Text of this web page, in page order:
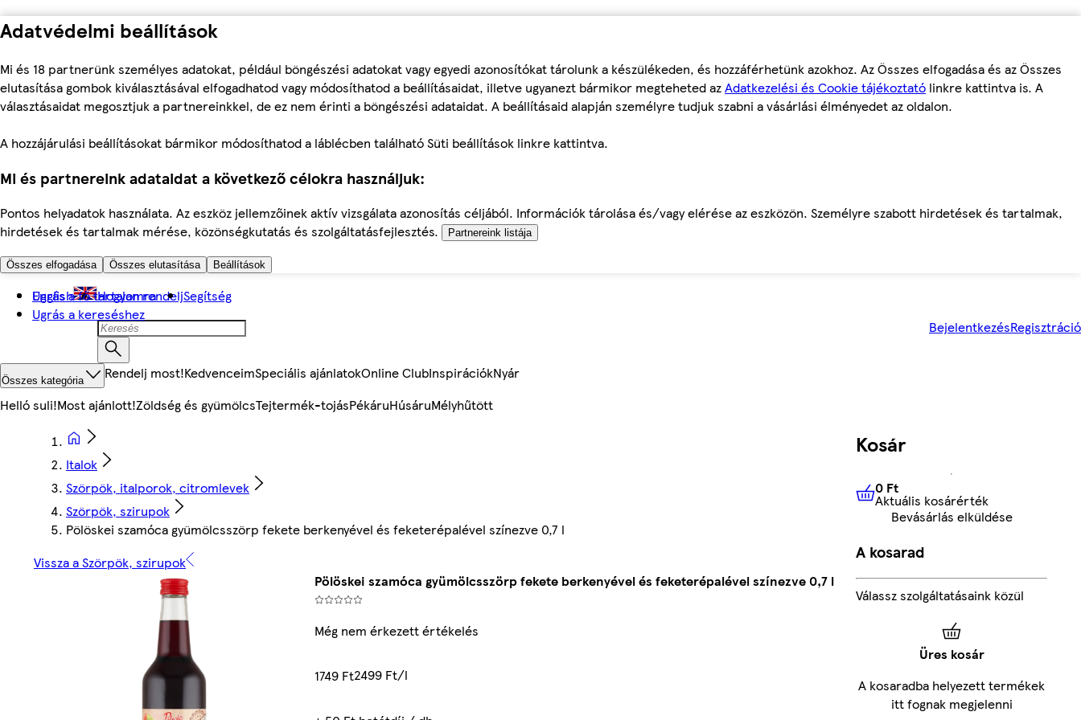
Adatvédelmi beállítások
Mi és 18 partnerünk személyes adatokat, például böngészési adatokat vagy egyedi azonosítókat tárolunk a készülékeden, és hozzáférhetünk azokhoz. Az Összes elfogadása és az Összes
elutasítása gombok kiválasztásával elfogadhatod vagy módosíthatod a beállításaidat, illetve ugyanezt bármikor megteheted azAdatkezelési és Cookie tájékoztató linkre kattintva is. A
választásaidat megosztjuk a partnereinkkel, de ez nem érinti a böngészési adataidat. A beállításaid alapján személyre tudjuk szabni a vásárlási élményedet az oldalon.
A hozzájárulási beállításokat bármikor módosíthatod a láblécben található Süti beállítások linkre kattintva.
Mi és partnereink adataidat a következő célokra használjuk:
Pontos helyadatok használata. Az eszköz jellemzőinek aktív vizsgálata azonosítás céljából. Információk tárolása és/vagy elérése az eszközön. Személyre szabott hirdetések és tartalmak,
hirdetések és tartalmak mérése, közönségkutatás és szolgáltatásfejlesztés.
Partnereink listája
Összes elfogadása Összes elutasítása Beállítások
Ugrás a fő tartalomra
Ugrás a kereséshez
English Hogyan rendeljSegítség
BejelentkezésRegisztráció
Összes kategória Rendelj most!KedvenceimSpeciális ajánlatokOnline ClubInspirációkNyár
Helló suli!Most ajánlott!Zöldség és gyümölcsTejtermék-tojásPékáruHúsáruMélyhűtött
Italok
Szörpök, italporok, citromlevek
Szörpök, szirupok
Pölöskei szamóca gyümölcsszörp fekete berkenyével és feketerépalével színezve 0,7 l
Vissza a Szörpök, szirupok
Pölöskei szamóca gyümölcsszörp fekete berkenyével és feketerépalével színezve 0,7 l
Még nem érkezett értékelés
1749 Ft2499 Ft/l
Kosár
0 FtAktuális kosárérték
0 Ft
Aktuális kosárérték
Bevásárlás elküldése
A kosarad
Válassz szolgáltatásaink közül
Üres kosár
A kosaradba helyezett termékek
itt fognak megjelenni